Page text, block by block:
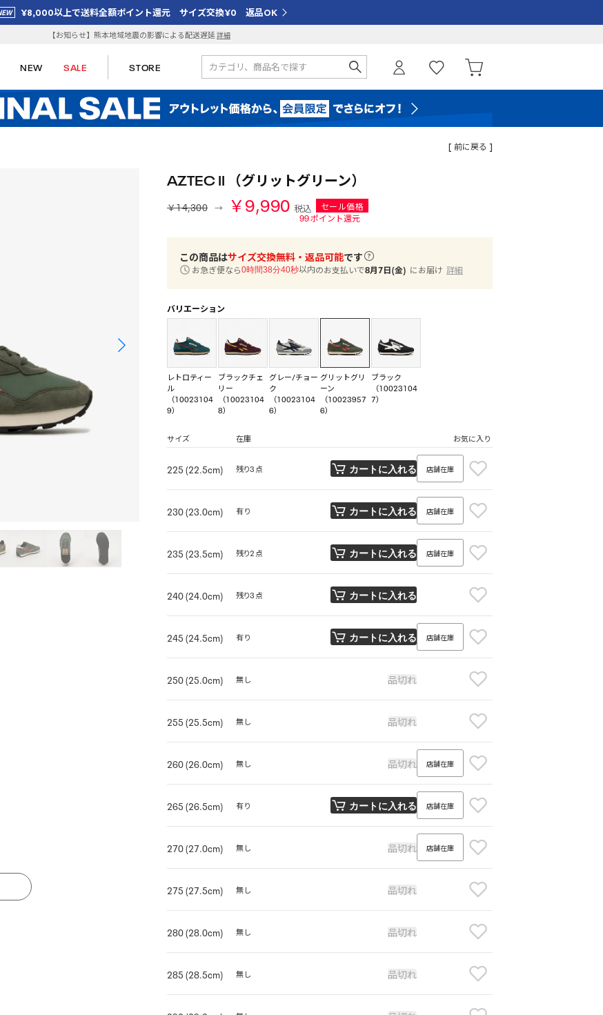
¥8,000以上で送料全額ポイント還元 サイズ交換¥0 返品OK
【お知らせ】熊本地域地震の影響による配送遅延詳細
NEW SALE STORE
[ 前に戻る ]
AZTEC II （グリットグリーン）
￥14,300 ￥9,990 税込
セール価格
99ポイント還元
この商品はサイズ交換無料・返品可能です
お急ぎ便なら0時間38分39秒以内のお支払いで8月7日(金) にお届け 詳細
バリエーション
レトロティー
ル
（10023104
9）
ブラックチェ
リー
（10023104
8）
グレー/チョー
ク
（10023104
6）
グリットグリ
ーン
（10023957
6）
ブラック
（10023104
7）
サイズ 在庫 お気に入り
225 (22.5cm) 残り3点 カートに入れる 店舗在庫
230 (23.0cm) 有り カートに入れる 店舗在庫
235 (23.5cm) 残り2点 カートに入れる 店舗在庫
240 (24.0cm) 残り3点 カートに入れる
245 (24.5cm) 有り カートに入れる 店舗在庫
250 (25.0cm) 無し 品切れ
255 (25.5cm) 無し 品切れ
260 (26.0cm) 無し 品切れ 店舗在庫
265 (26.5cm) 有り カートに入れる 店舗在庫
270 (27.0cm) 無し 品切れ 店舗在庫
275 (27.5cm) 無し 品切れ
280 (28.0cm) 無し 品切れ
285 (28.5cm) 無し 品切れ